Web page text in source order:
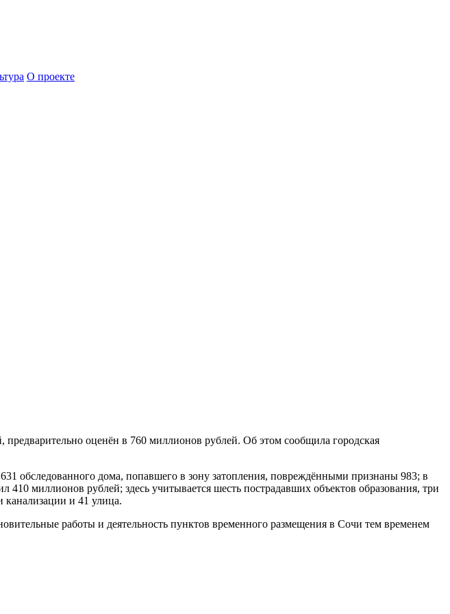
О проекте
оценён в 760 миллионов рублей. Об этом сообщила городская
обследованного дома, попавшего в зону затопления, повреждёнными признаны 983; в
миллионов рублей; здесь учитывается шесть пострадавших объектов образования, три
канализации и 41 улица.
работы и деятельность пунктов временного размещения в Сочи тем временем